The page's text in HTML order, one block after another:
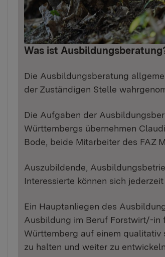
Was ist
Die Ausbildungsberatung
der Zuständigen Stelle
Die Aufgaben der
Württembergs übernehmen
Bode, beide Mitarbeiter des FAZ
Auszubildende,
Interessierte können sich
Ein Hauptanliegen des
Ausbildung im Beruf Forstwirt/-in
Württemberg auf einem qualitativ
zu halten und weiter zu entwickeln.